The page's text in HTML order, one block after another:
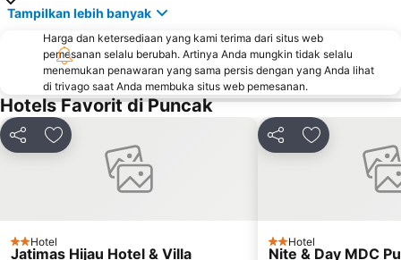
Kalideres
Kalibata Plaza
Botani Square
Taman Rekreasi Danau Lido
Bogor Trade Mall
Cimanggis
Royale Jakarta Golf Club
Istana Bogor
International Sports Club of Indonesia
Tampilkan lebih banyak
Harga dan ketersediaan yang kami terima dari situs web
pemesanan selalu berubah. Artinya Anda mungkin tidak selalu
menemukan penawaran yang sama persis dengan yang Anda lihat
di trivago saat Anda membuka situs web pemesanan.
Hotels Favorit di Puncak
BagikanTambahkan ke favorit
2 Bintang
Hotel
Jatimas Hijau Hotel & Villa
BagikanTambahkan
2 Bintang
Hotel
Nite & Day MDC